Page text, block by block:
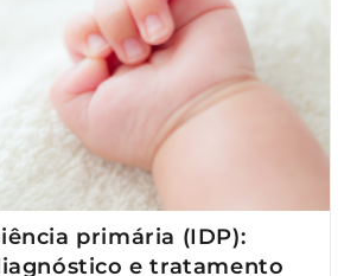
primária (IDP):
e tratamento